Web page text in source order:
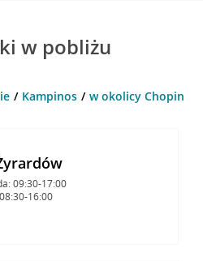
w pobliżu
Kampinos w okolicy Chopina
09:30-17:00
16:00